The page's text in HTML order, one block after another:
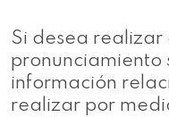
Si desea
información
realizar por